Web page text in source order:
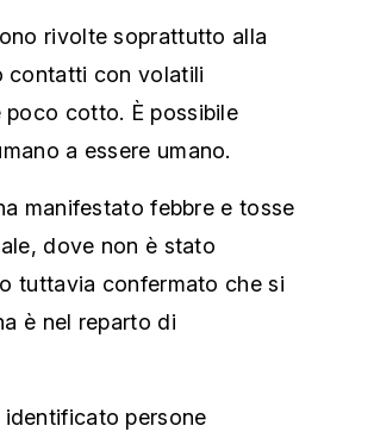
rivolte soprattutto alla
contatti con volatili
cotto. È possibile
a essere umano.
manifestato febbre e tosse
dove non è stato
tuttavia confermato che si
è nel reparto di
persone